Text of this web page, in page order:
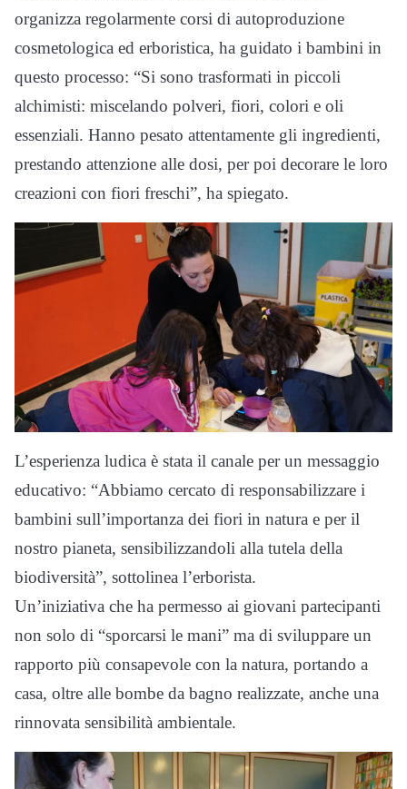
organizza regolarmente corsi di autoproduzione
cosmetologica ed erboristica, ha guidato i bambini in
questo processo: “Si sono trasformati in piccoli
alchimisti: miscelando polveri, fiori, colori e oli
essenziali. Hanno pesato attentamente gli ingredienti,
prestando attenzione alle dosi, per poi decorare le loro
creazioni con fiori freschi”, ha spiegato.
L’esperienza ludica è stata il canale per un messaggio
educativo: “Abbiamo cercato di responsabilizzare i
bambini sull’importanza dei fiori in natura e per il
nostro pianeta, sensibilizzandoli alla tutela della
biodiversità”, sottolinea l’erborista.
Un’iniziativa che ha permesso ai giovani partecipanti
non solo di “sporcarsi le mani” ma di sviluppare un
rapporto più consapevole con la natura, portando a
casa, oltre alle bombe da bagno realizzate, anche una
rinnovata sensibilità ambientale.